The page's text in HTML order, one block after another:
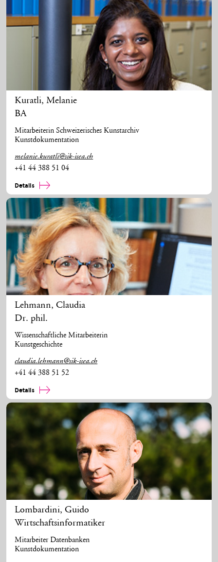
Kuratli,Melanie
BA
Mitarbeiterin Schweizerisches Kunstarchiv
Kunstdokumentation
melanie.kuratli@sik-isea.ch
+41 44 388 51 04
Details
Lehmann,Claudia
Dr. phil.
Wissenschaftliche Mitarbeiterin
Kunstgeschichte
claudia.lehmann@sik-isea.ch
+41 44 388 51 52
Details
Lombardini, Guido
Wirtschaftsinformatiker
Mitarbeiter Datenbanken
Kunstdokumentation